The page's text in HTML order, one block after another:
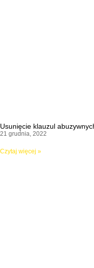
Usunięcie klauzul
21 grudnia, 2022
Czytaj więcej »